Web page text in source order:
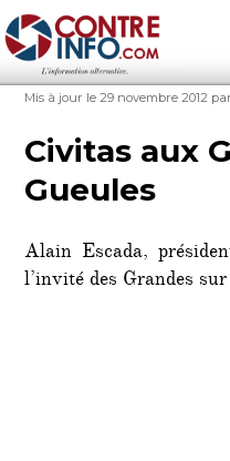
Contre-Info
Publié
Mis à jour le 29 novembre 2012
Civitas aux
Gueules
Alain Escada,
l’invité des Grandes